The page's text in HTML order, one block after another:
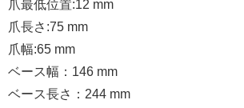
爪最低位置:12 mm
爪長さ:75 mm
爪幅:65 mm
ベース幅：146 mm
ベース長さ：244 mm